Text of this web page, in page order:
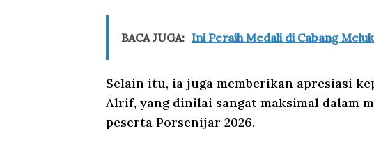
BACA JUGA: Ini Peraih Medali di Cabang
Selain itu, ia juga memberikan apresiasi
Alrif, yang dinilai sangat maksimal dalam
peserta Porsenijar 2026.